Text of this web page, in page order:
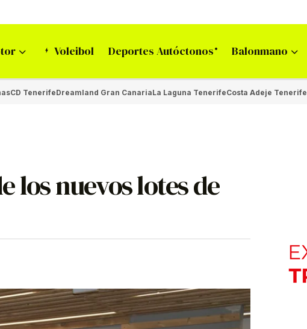
Voleibol Deportes Autóctonos Balonmano
CD TenerifeDreamland Gran CanariaLa Laguna TenerifeCosta Adeje Tenerife
los nuevos lotes de